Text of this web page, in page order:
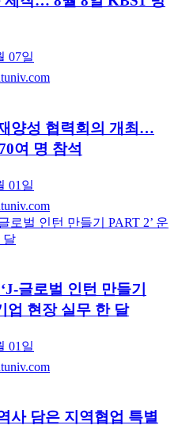
07일
양성 협력회의 개최…
여 명 참석
01일
글로벌 인턴 만들기
업 현장 실무 한 달
01일
사 담은 지역협업 특별